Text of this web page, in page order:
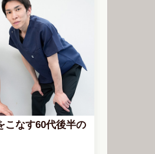
こなす60代後半の